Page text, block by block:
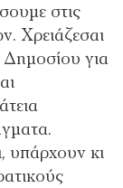
στις
Χρειάζεσαι
Δημοσίου για
υπάρχουν κι